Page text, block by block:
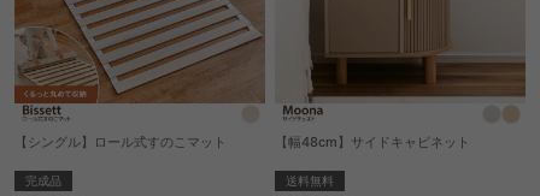
【シングル】ロール式すのこマット
完成品
【幅48cm】サイドキャビネット
送料無料